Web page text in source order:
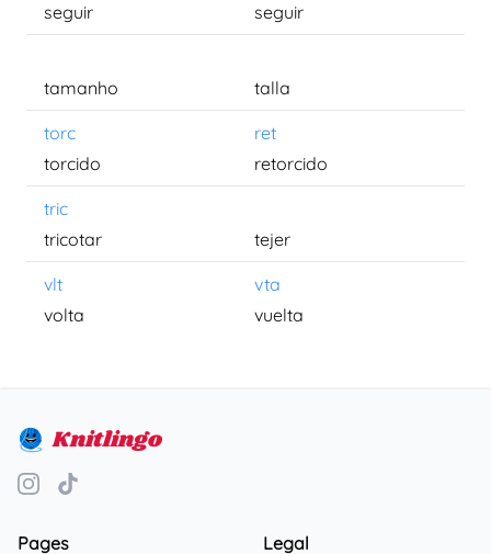
seguir
seguir
tamanho talla
torc
ret
torcido
retorcido
tric
tricotar
tejer
vlt
vta
volta
vuelta
Knitlingo
Pages Legal